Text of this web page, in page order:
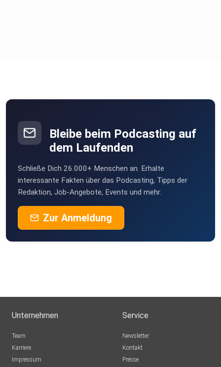
Bleibe beim Podcasting auf
dem Laufenden
Schließe Dich 26.000+ Menschen an. Erhalte
interessante Fakten über das Podcasting, Tipps der
Redaktion, Job-Angebote, Events und mehr.
Zur Anmeldung
Unternehmen
Team
Karriere
Impressum
Service
Newsletter
Kontakt
Presse